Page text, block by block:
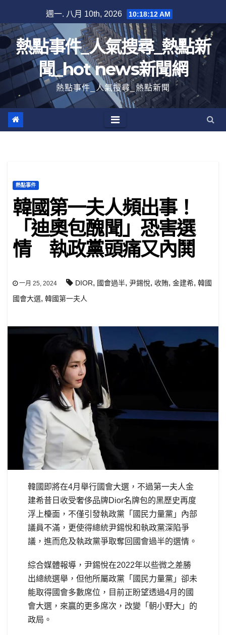
至
內
容
週一. 八月 10th, 2026 10:18:13 AM
熱點事件_人氣搜尋_熱點新
聞_hot news新聞網
熱點事件_人氣搜尋_熱點新聞
熱點事件
韓國第一夫人頻出事！
「迪奧包醜聞」恐害選
情 執政黨頭痛又內鬨
一月 25, 2024 DIOR, 國會過半, 尹錫悅, 收賄, 金建希, 韓國
國會大選, 韓國第一夫人
韓國即將在4月舉行國會大選，不過第一夫人金
建希昔日收受奢侈品牌Dior名牌包的黑歷史再度
浮上檯面，不僅引發執政黨「國民力量黨」內部
議員不滿，更使得總統尹錫悅和執政黨深陷爭
議，進而危及執政黨爭取奪回國會過半的選情。
綜合媒體報導，尹錫悅在2022年以些微之差勝
出總統選舉，但他所屬政黨「國民力量黨」卻未
能取得國會多數席位，目前正盼望透過4月的國
會大選，來贏的更多席次，改變「朝小野大」的
政局。